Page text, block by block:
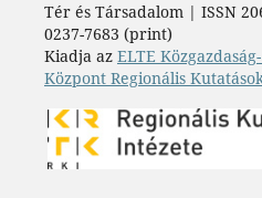
Tér és Társadalom | ISSN
0237-7683 (print)
Kiadja az ELTE
Központ Regionális